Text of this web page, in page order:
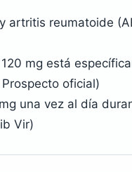
artritis reumatoide
mg está
oficial)
una vez al día
Vir)